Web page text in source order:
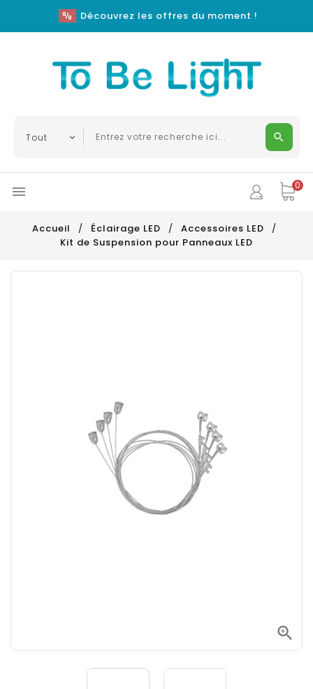
Découvrez les offres du moment !
 0
Accueil Éclairage LED
Accessoires LED
Kit de Suspension pour Panneaux LED
